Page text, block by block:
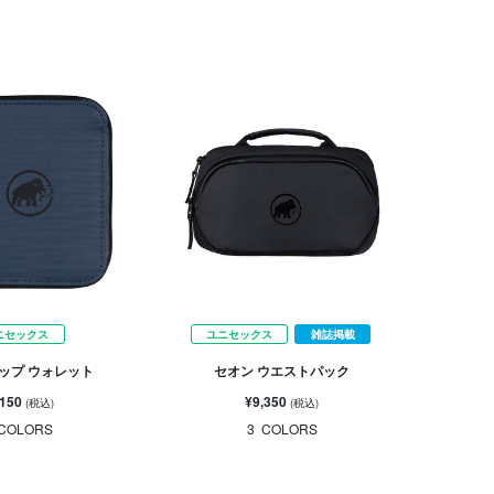
セックス
プ ウォレット
(税込)
ユニセックス 雑誌掲載
セオン ウエストパック
¥9,350(税込)
3 COLORS